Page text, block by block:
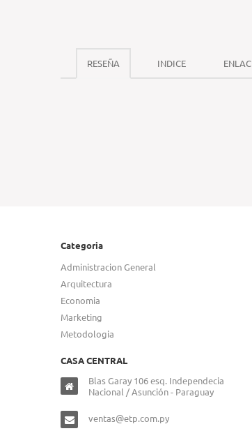
RESEÑA INDICE
Categoria
Administracion General
Arquitectura
Economia
Marketing
Metodologia
CASA CENTRAL
Blas Garay 106 esq. Independecia
Nacional / Asunción - Paraguay
ventas@etp.com.py